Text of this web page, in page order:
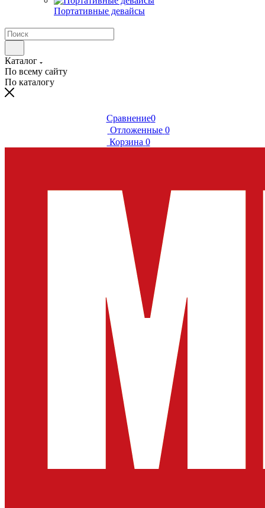
Портативные девайсы
Каталог
По всему сайту
По каталогу
Сравнение0
Отложенные 0
Корзина 0